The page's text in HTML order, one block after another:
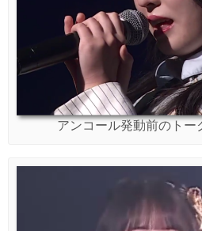
アンコール発動前のトー